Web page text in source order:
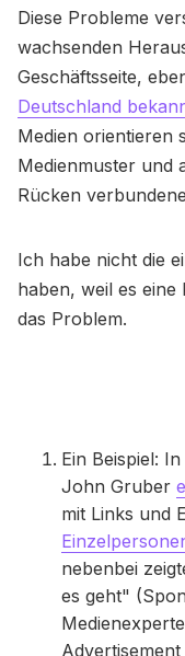
Diese Probleme
wachsenden
Geschäftsseite,
Deutschland
Medien orientieren
Medienmuster und
Rücken
Ich habe nicht die
haben, weil es
das Problem.
Ein Beispiel:
John Gruber
mit Links und
nebenbei
es geht"